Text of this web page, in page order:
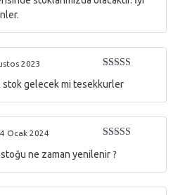
5oy aldı
2023
stok gelecek mi tesekkurler
5oy aldı
Ocak 2024
ne zaman yenilenir ?